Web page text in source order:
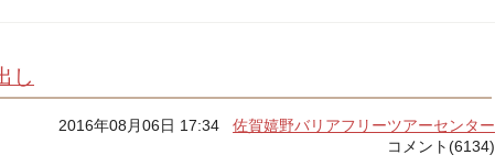
し
2016年08月06日 17:34佐賀嬉野バリアフリーツアーセンター
コメント(6134)